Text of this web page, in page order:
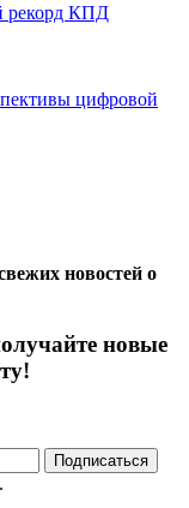
рекорд КПД
цифровой
новостей о
новые